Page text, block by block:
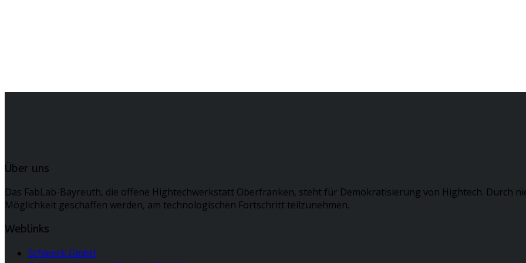
Über uns
Das FabLab-Bayreuth, die offene Hightechwerkstatt Oberfranken, steht für Demokratisierung von Hightech. Durch
Möglichkeit geschaffen werden, am technologischen Fortschritt teilzunehmen.
Weblinks
Schlenck GmbH